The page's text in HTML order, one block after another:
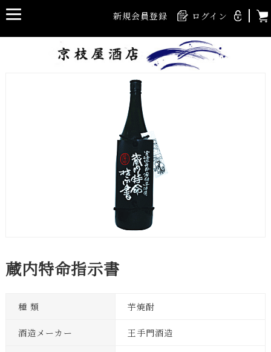
ログイン
新規会員登録
蔵内特命指示書
種 類 芋焼酎
酒造メーカー 王手門酒造